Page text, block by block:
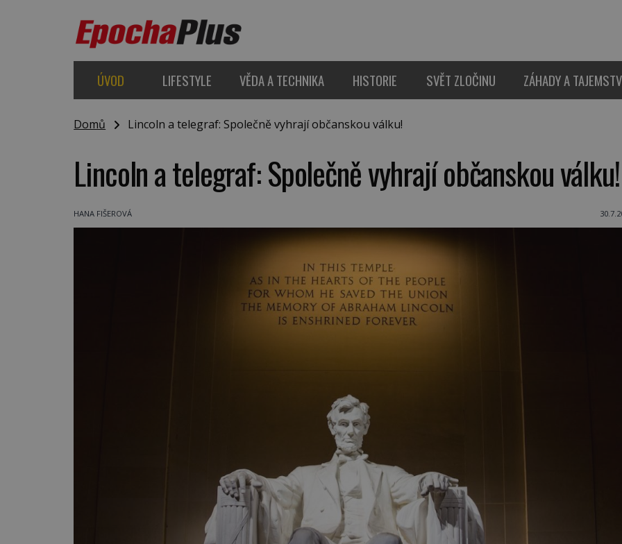
ÚVOD LIFESTYLE VĚDA A TECHNIKA HISTORIE SVĚT ZLOČINU ZÁHADY A
Domů Lincoln a telegraf: Společně vyhrají občanskou válku!
Lincoln a telegraf: Společně vyhrají občanskou válku!
HANA FIŠEROVÁ